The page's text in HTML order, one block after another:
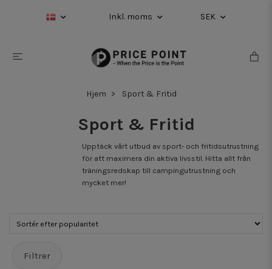
Inkl. moms SEK
Hjem Sport & Fritid
Sport & Fritid
Upptäck vårt utbud av sport- och fritidsutrustning
för att maximera din aktiva livsstil. Hitta allt från
träningsredskap till campingutrustning och
mycket mer!
Filtrer